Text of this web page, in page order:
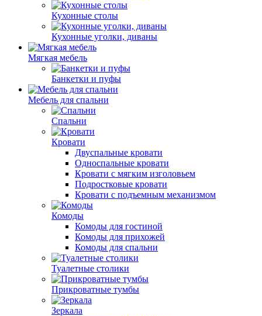
Кухонные столы
Кухонные уголки, диваны
Мягкая мебель
Банкетки и пуфы
Мебель для спальни
Спальни
Кровати
Двуспальные кровати
Односпальные кровати
Кровати с мягким изголовьем
Подростковые кровати
Кровати с подъемным механизмом
Комоды
Комоды для гостиной
Комоды для прихожей
Комоды для спальни
Туалетные столики
Прикроватные тумбы
Зеркала